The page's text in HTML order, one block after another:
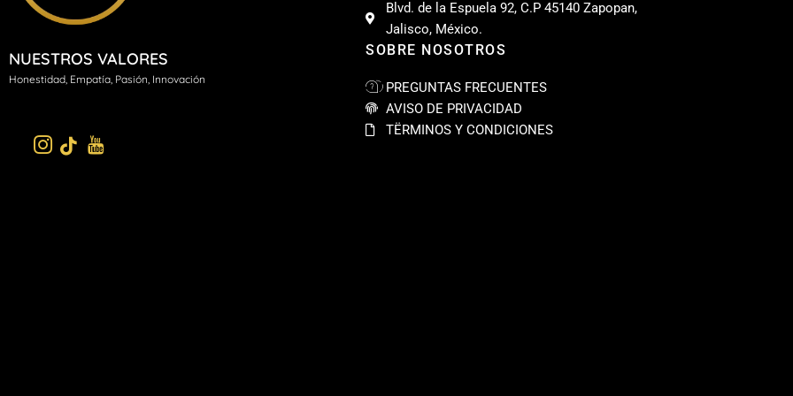
NUESTROS VALORES
Honestidad, Empatía, Pasión, Innovación
Blvd. de la Espuela 92, C.P 45140 Zapopan,
Jalisco, México.
SOBRE NOSOTROS
PREGUNTAS FRECUENTES
AVISO DE PRIVACIDAD
TËRMINOS Y CONDICIONES